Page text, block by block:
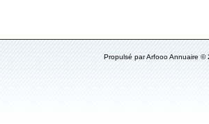
Propulsé par Arfooo